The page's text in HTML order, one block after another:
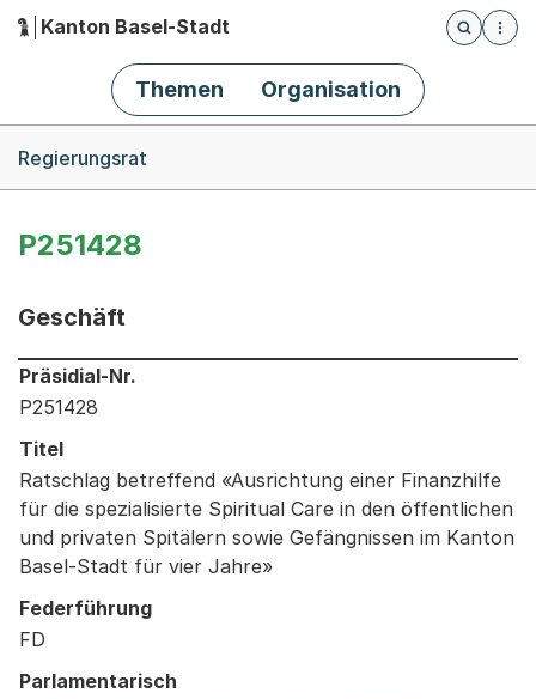
Hauptnavigation
Kanton Basel-Stadt
Öffnet
Themen Organisation
Regierungsrat
P251428
Geschäft
Informationen zum Ausgewählten Geschäft
Präsidial-Nr.
P251428
Titel
Ratschlag betreffend «Ausrichtung einer Finanzhilfe
für die spezialisierte Spiritual Care in den öffentlichen
und privaten Spitälern sowie Gefängnissen im Kanton
Basel-Stadt für vier Jahre»
Federführung
FD
Parlamentarisch